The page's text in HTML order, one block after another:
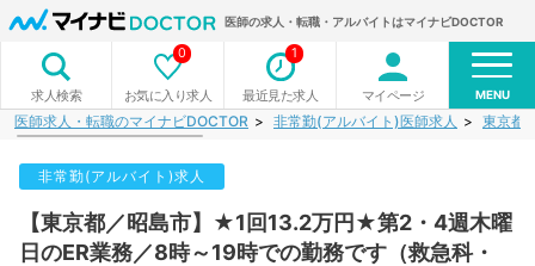
医師の求人・転職・アルバイトはマイナビDOCTOR
求人検索 お気に入り求人
0
最近見た求人
1
マイページ MENU
医師求人・転職のマイナビDOCTOR 非常勤(アルバイト)医師求人 東京都
非常勤(アルバイト)求人
【東京都／昭島市】★1回13.2万円★第2・4週木曜
日のER業務／8時～19時での勤務です（救急科・